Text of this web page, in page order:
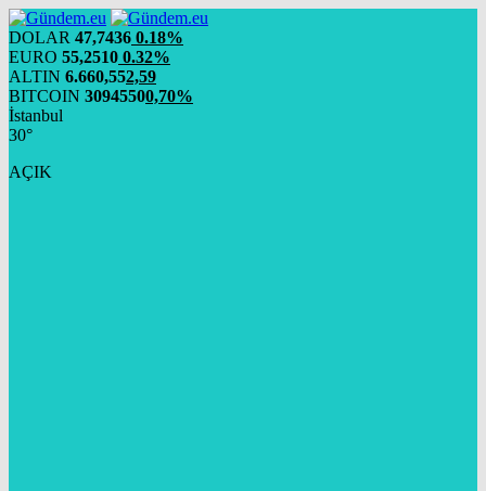
DOLAR 47,7436 0.18%
EURO 55,2510 0.32%
ALTIN 6.660,552,59
BITCOIN 30945500,70%
İstanbul
30°
AÇIK